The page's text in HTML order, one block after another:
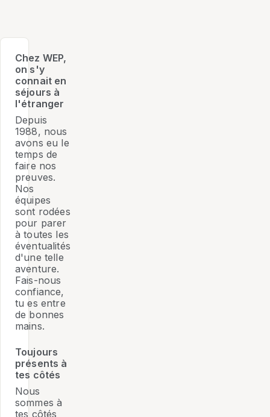
Chez WEP,
on s'y
connait en
séjours à
l'étranger
Depuis
1988, nous
avons eu le
temps de
faire nos
preuves.
Nos
équipes
sont rodées
pour parer
à toutes les
éventualités
d'une telle
aventure.
Fais-nous
confiance,
tu es entre
de bonnes
mains.
Toujours
présents à
tes côtés
Nous
sommes à
tes côtés